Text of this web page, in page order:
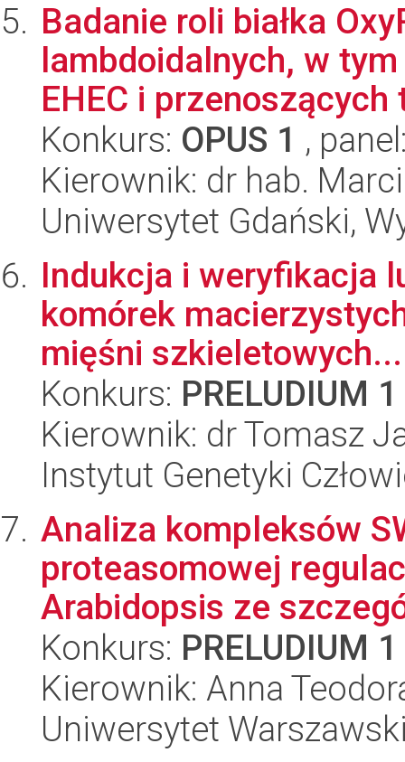
Badanie roli białka
lambdoidalnych, w
EHEC i przenoszących
Konkurs: OPUS 1 ,
Kierownik: dr hab.
Uniwersytet Gdański,
Indukcja i weryfikacja
komórek
mięśni szkieletowych...
Konkurs: PRELUDIUM 1
Kierownik: dr Tomasz
Instytut Genetyki
Analiza kompleksów
proteasomowej
Arabidopsis ze
Konkurs: PRELUDIUM 1
Kierownik: Anna
Uniwersytet